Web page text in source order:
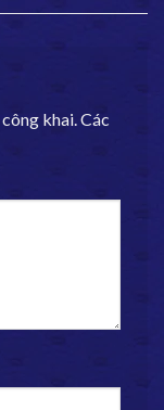
khai.Các